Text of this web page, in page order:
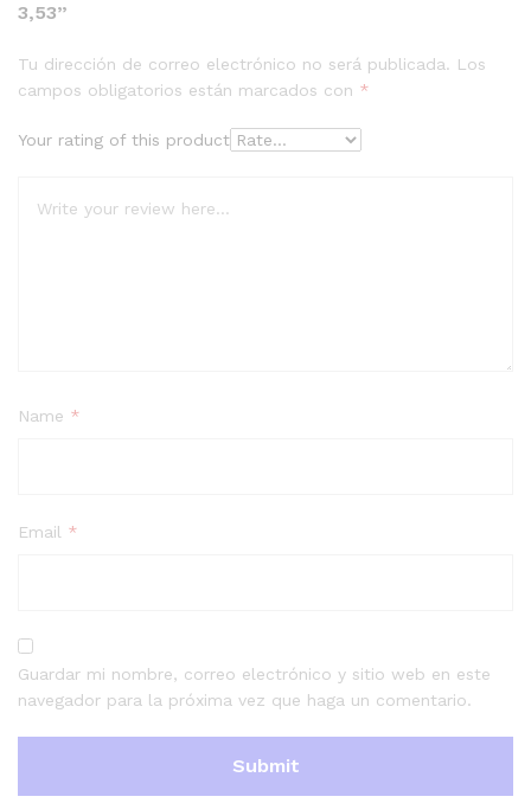
3,53”
Tu dirección de correo electrónico no será publicada. Los
campos obligatorios están marcados con *
Your rating of this product
Name *
Email *
Guardar mi nombre, correo electrónico y sitio web en este
navegador para la próxima vez que haga un comentario.